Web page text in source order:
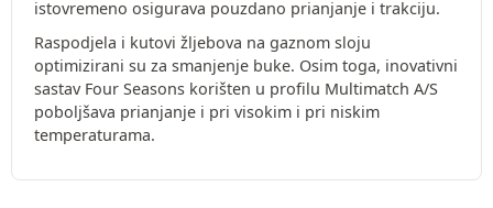
istovremeno osigurava pouzdano prianjanje i trakciju.
Raspodjela i kutovi žljebova na gaznom sloju
optimizirani su za smanjenje buke. Osim toga, inovativni
sastav Four Seasons korišten u profilu Multimatch A/S
poboljšava prianjanje i pri visokim i pri niskim
temperaturama.